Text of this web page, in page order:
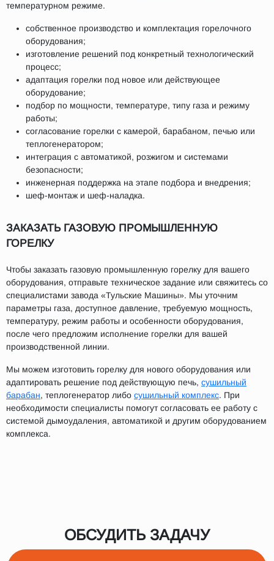
температурном режиме.
собственное производство и комплектация горелочного
оборудования;
изготовление решений под конкретный технологический
процесс;
адаптация горелки под новое или действующее
оборудование;
подбор по мощности, температуре, типу газа и режиму
работы;
согласование горелки с камерой, барабаном, печью или
теплогенератором;
интеграция с автоматикой, розжигом и системами
безопасности;
инженерная поддержка на этапе подбора и внедрения;
шеф-монтаж и шеф-наладка.
ЗАКАЗАТЬ ГАЗОВУЮ ПРОМЫШЛЕННУЮ
ГОРЕЛКУ
Чтобы заказать газовую промышленную горелку для вашего
оборудования, отправьте техническое задание или свяжитесь со
специалистами завода «Тульские Машины». Мы уточним
параметры газа, доступное давление, требуемую мощность,
температуру, режим работы и особенности оборудования,
после чего предложим исполнение горелки для вашей
производственной линии.
Мы можем изготовить горелку для нового оборудования или
адаптировать решение под действующую печь, сушильный
барабан, теплогенератор либо сушильный комплекс. При
необходимости специалисты помогут согласовать ее работу с
системой дымоудаления, автоматикой и другим оборудованием
комплекса.
ОБСУДИТЬ ЗАДАЧУ